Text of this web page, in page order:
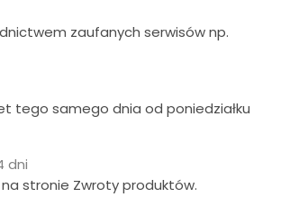
zaufanych serwisów np.
tego samego dnia od poniedziałku
dni
stronie Zwroty produktów.